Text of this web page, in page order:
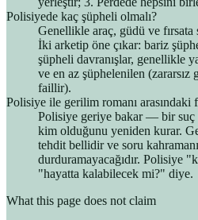
Polisiyede kaç şüpheli olmalı?
Genellikle araç, güdü ve
İki arketip öne çıkar: bariz
şüpheli davranışlar, genellikle
ve en az şüphelenilen
faillir).
Polisiye ile gerilim romanı arasındaki
Polisiye geriye bakar — bir
kim olduğunu yeniden kurar.
tehdit bellidir ve soru
durduramayacağıdır. Polisiye
"hayatta kalabilecek mi?" diye.
What this page does not claim